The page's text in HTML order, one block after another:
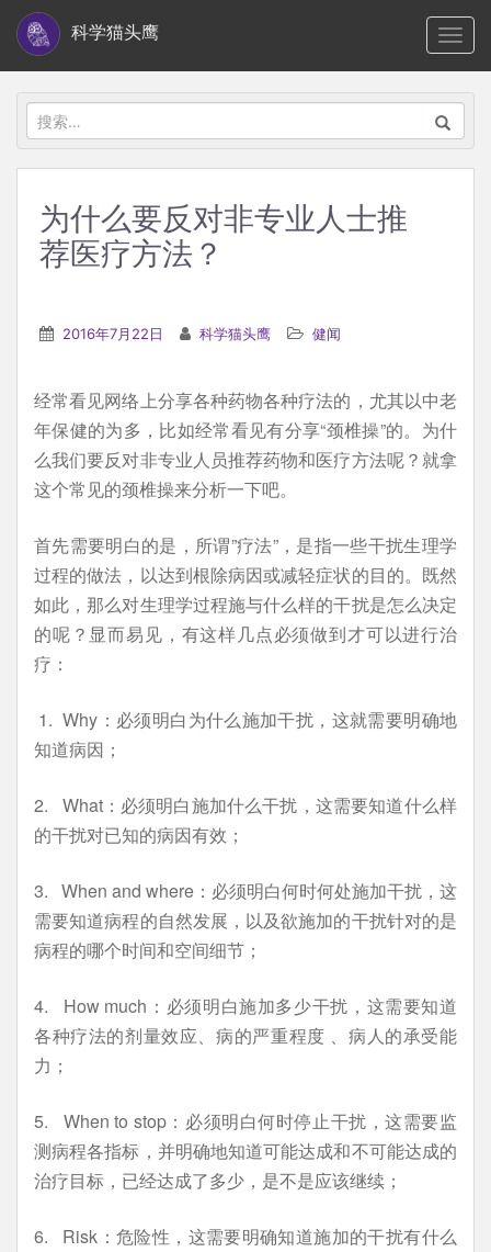
i
科学猫头鹰
搜
索：
为什么要反对非专业人士推
荐医疗方法？
2016年7月22日 科学猫头鹰 健闻
经常看见网络上分享各种药物各种疗法的，尤其以中老
年保健的为多，比如经常看见有分享“颈椎操”的。为什
么我们要反对非专业人员推荐药物和医疗方法呢？就拿
这个常见的颈椎操来分析一下吧。
首先需要明白的是，所谓”疗法”，是指一些干扰生理学
过程的做法，以达到根除病因或减轻症状的目的。既然
如此，那么对生理学过程施与什么样的干扰是怎么决定
的呢？显而易见，有这样几点必须做到才可以进行治
疗：
1. Why：必须明白为什么施加干扰，这就需要明确地
知道病因；
2. What：必须明白施加什么干扰，这需要知道什么样
的干扰对已知的病因有效；
3. When and where：必须明白何时何处施加干扰，这
需要知道病程的自然发展，以及欲施加的干扰针对的是
病程的哪个时间和空间细节；
4. How much：必须明白施加多少干扰，这需要知道
各种疗法的剂量效应、病的严重程度 、病人的承受能
力；
5. When to stop：必须明白何时停止干扰，这需要监
测病程各指标，并明确地知道可能达成和不可能达成的
治疗目标，已经达成了多少，是不是应该继续；
6. Risk：危险性，这需要明确知道施加的干扰有什么